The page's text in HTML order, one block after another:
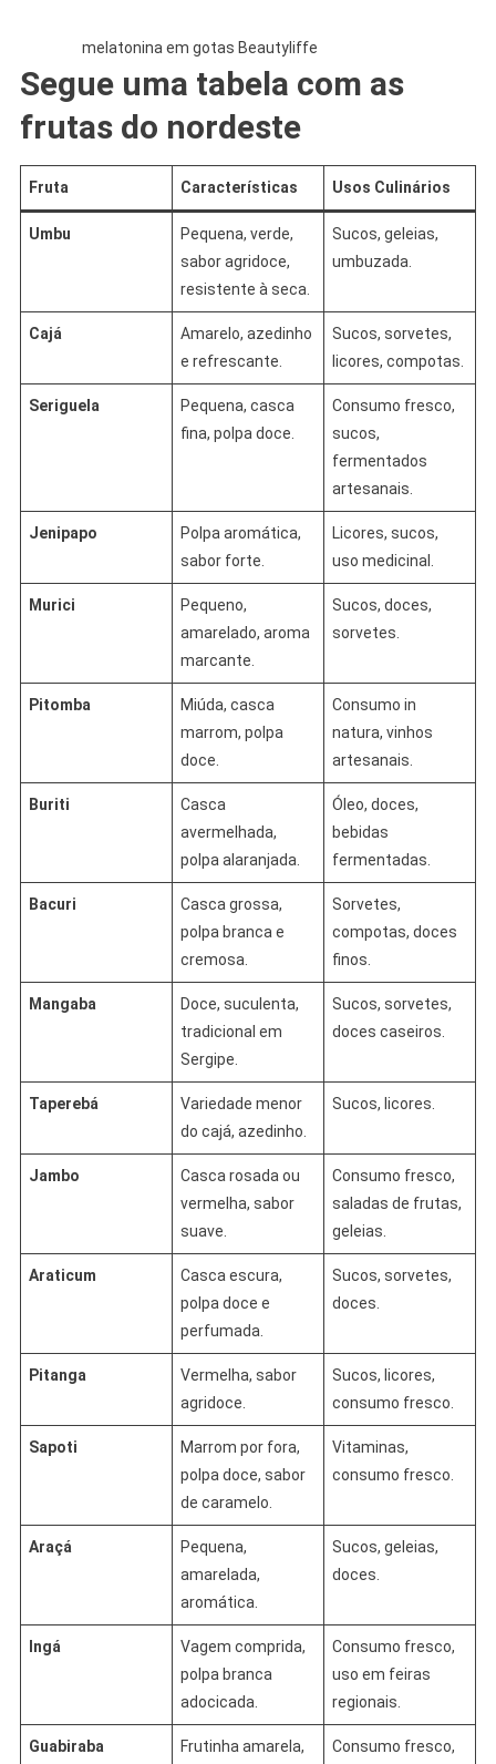
melatonina em gotas Beautyliffe
Segue uma tabela com as
frutas do nordeste
Fruta Características Usos Culinários
Umbu
Pequena, verde,
sabor agridoce,
resistente à seca.
Sucos, geleias,
umbuzada.
Cajá
Amarelo, azedinho
e refrescante.
Sucos, sorvetes,
licores, compotas.
Seriguela
Pequena, casca
fina, polpa doce.
Consumo fresco,
sucos,
fermentados
artesanais.
Jenipapo
Polpa aromática,
sabor forte.
Licores, sucos,
uso medicinal.
Murici
Pequeno,
amarelado, aroma
marcante.
Sucos, doces,
sorvetes.
Pitomba
Miúda, casca
marrom, polpa
doce.
Consumo in
natura, vinhos
artesanais.
Buriti
Casca
avermelhada,
polpa alaranjada.
Óleo, doces,
bebidas
fermentadas.
Bacuri
Casca grossa,
polpa branca e
cremosa.
Sorvetes,
compotas, doces
finos.
Mangaba
Doce, suculenta,
tradicional em
Sergipe.
Sucos, sorvetes,
doces caseiros.
Taperebá
Variedade menor
do cajá, azedinho.
Sucos, licores.
Jambo
Casca rosada ou
vermelha, sabor
suave.
Consumo fresco,
saladas de frutas,
geleias.
Araticum
Casca escura,
polpa doce e
perfumada.
Sucos, sorvetes,
doces.
Pitanga
Vermelha, sabor
agridoce.
Sucos, licores,
consumo fresco.
Sapoti
Marrom por fora,
polpa doce, sabor
de caramelo.
Vitaminas,
consumo fresco.
Araçá
Pequena,
amarelada,
aromática.
Sucos, geleias,
doces.
Ingá
Vagem comprida,
polpa branca
adocicada.
Consumo fresco,
uso em feiras
regionais.
Guabiraba
Frutinha amarela,
Consumo fresco,